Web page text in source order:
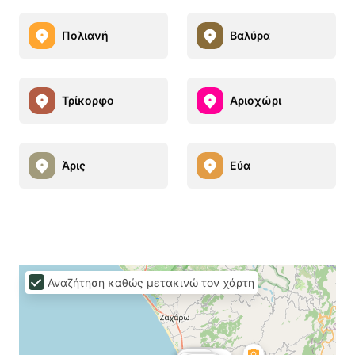
Πολιανή Βαλύρα
Τρίκορφο Αριοχώρι
Άρις Εύα
Αναζήτηση καθώς μετακινώ τον χάρτη